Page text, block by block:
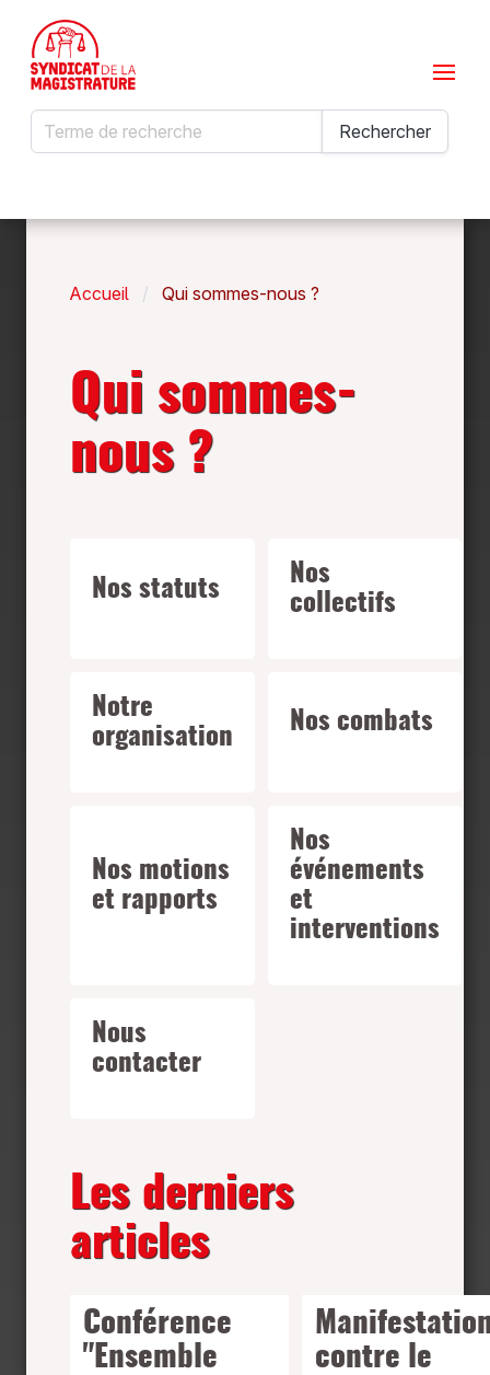
Menu
Rechercher
Rechercher
Accueil Qui sommes-nous ?
Qui sommes-
nous ?
Nos statuts
Nos
collectifs
Notre
organisation
Nos combats
Nos motions
et rapports
Nos
événements
et
interventions
Nous
contacter
Les derniers
articles
Conférence
"Ensemble
contre le